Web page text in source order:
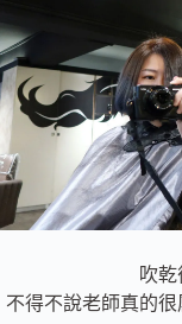
吹乾
不得不說老師真的